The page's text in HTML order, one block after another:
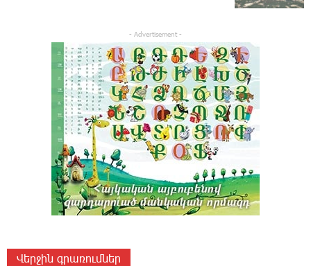
- Advertisement -
Վերջին գրառումներ